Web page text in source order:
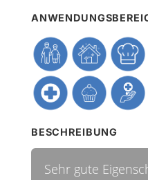
BESCHREIBUNG
Sehr gute